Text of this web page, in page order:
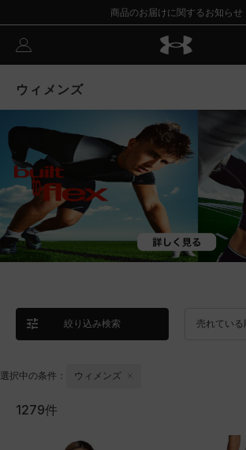
商品のお届けに関するお知らせ
ウィメンズ
絞り込み検索 売れている
選択中の条件： ウィメンズ
1279件